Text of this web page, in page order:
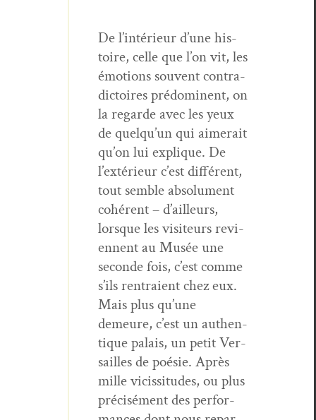
De l’in­térieur d’une his­
toire, celle que l’on vit, les
émo­tions sou­vent con­tra­
dic­toires pré­domi­nent, on
la regarde avec les yeux
de quelqu’un qui aimerait
qu’on lui explique. De
l’ex­térieur c’est dif­férent,
tout sem­ble absol­u­ment
cohérent – d’ailleurs,
lorsque les vis­i­teurs revi­
en­nent au Musée une
sec­onde fois, c’est comme
s’ils ren­traient chez eux.
Mais plus qu’une
demeure, c’est un authen­
tique palais, un petit Ver­
sailles de poésie. Après
mille vicis­si­tudes, ou plus
pré­cisé­ment des per­for­